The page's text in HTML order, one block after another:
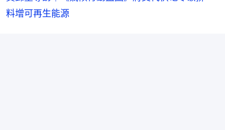
料增可再生能源